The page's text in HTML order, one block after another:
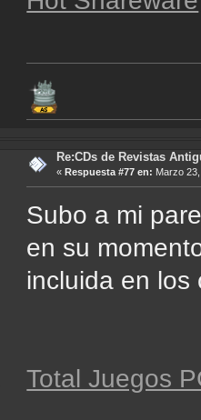
Re:CDs de Revistas
« Respuesta #77 en: Marzo
Subo a mi
en su
incluida en los
Total Juegos